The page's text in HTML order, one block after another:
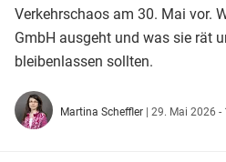
Verkehrschaos am 30. Mai vor.
GmbH ausgeht und was sie rät
bleibenlassen sollten.
Martina Scheffler | 29. Mai 2026 -